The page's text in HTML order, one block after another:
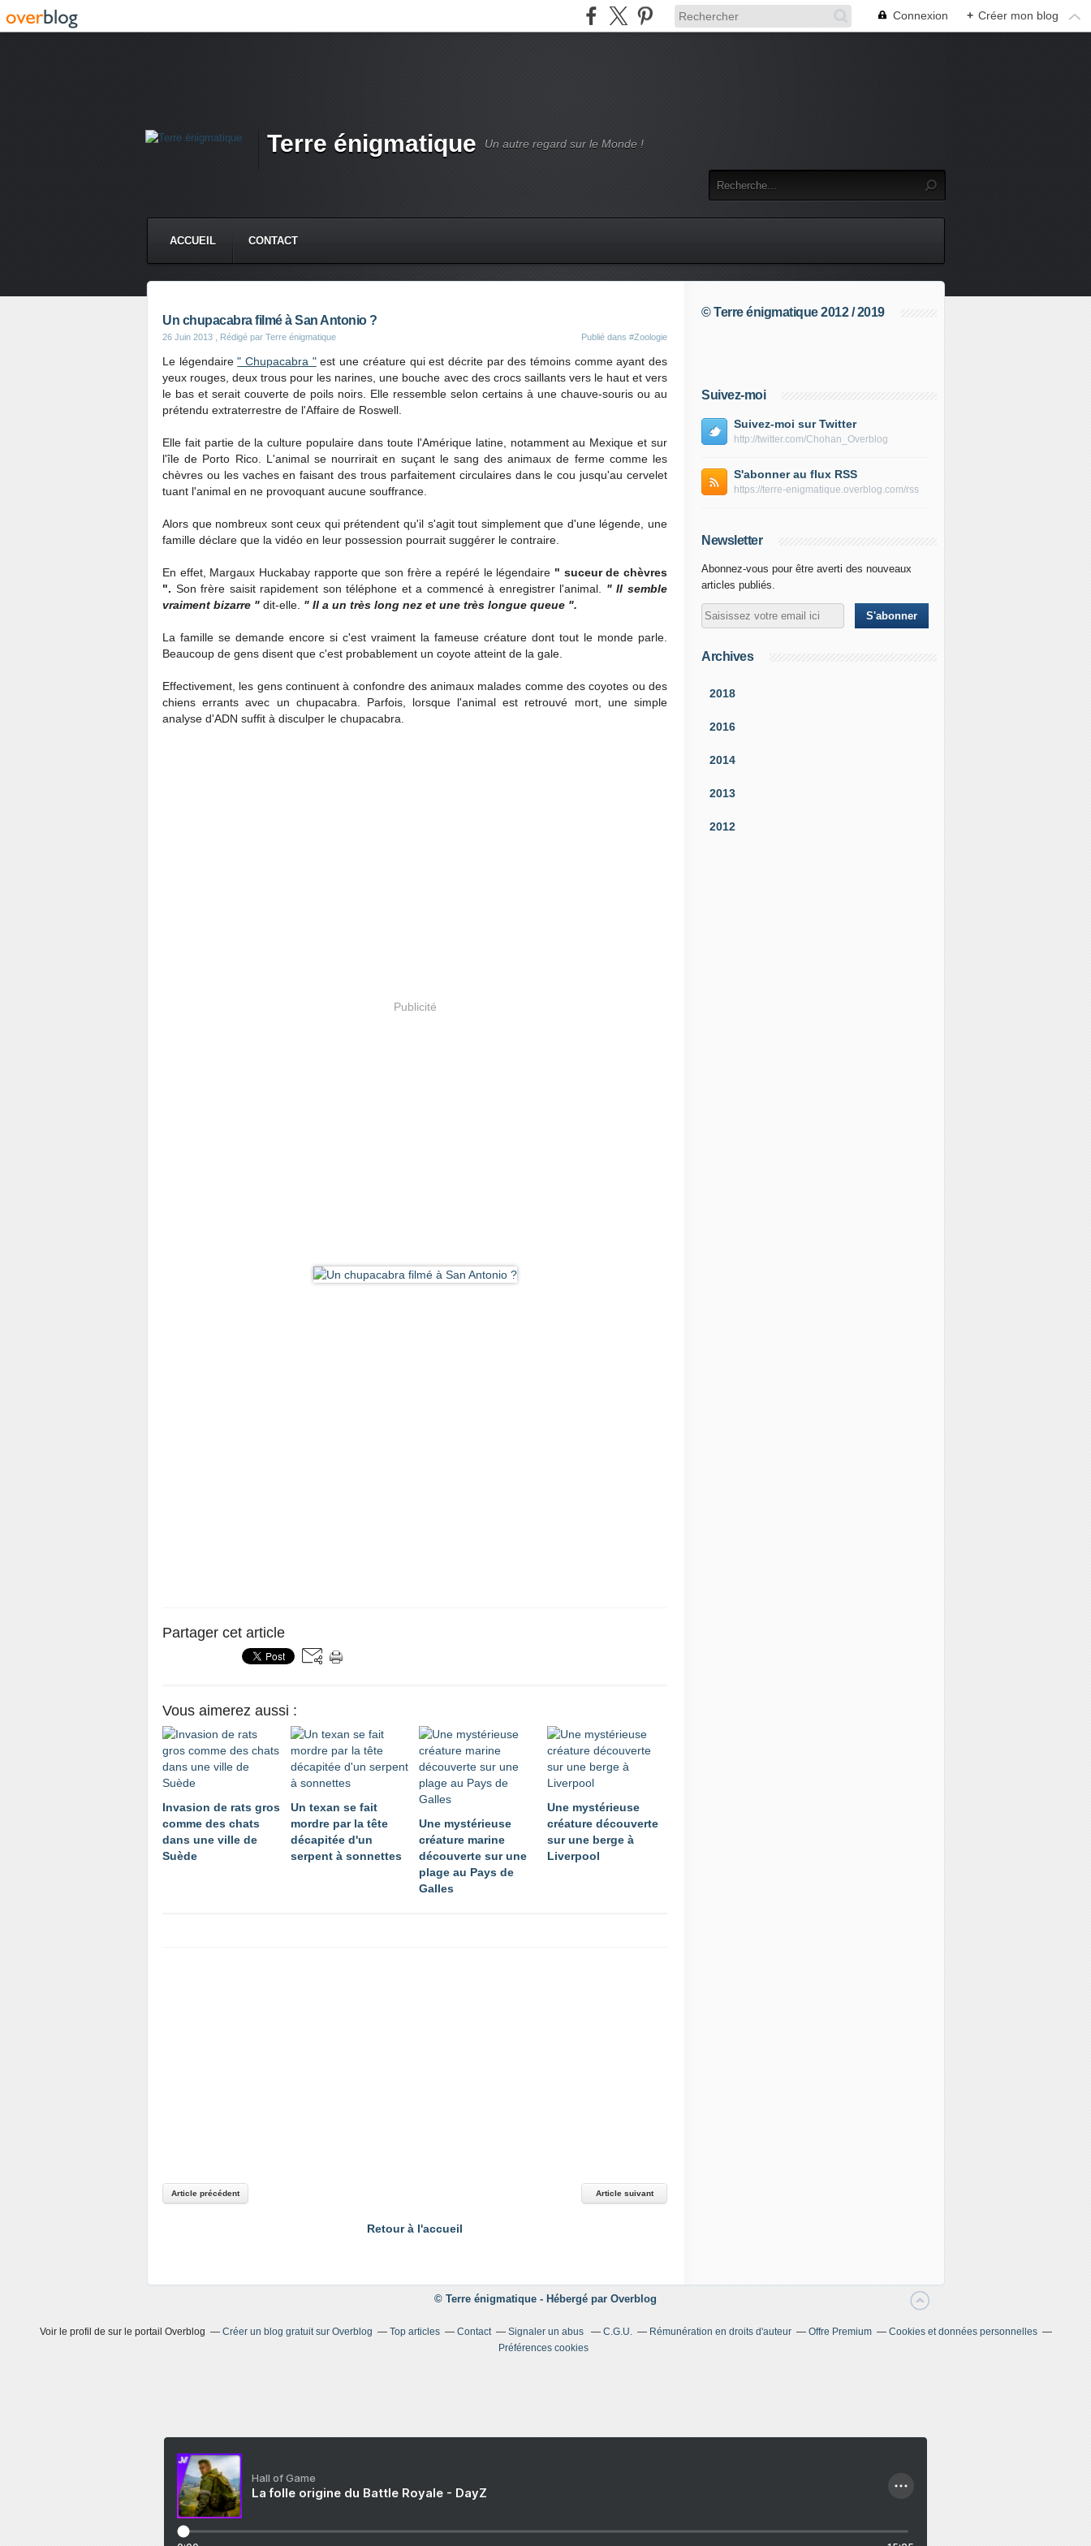
Connexion + Créer mon blog
Terre énigmatique Un autre regard sur le Monde !
ACCUEIL CONTACT
Un chupacabra filmé à San Antonio ?
26 Juin 2013 , Rédigé par Terre énigmatique Publié dans #Zoologie
Le légendaire" Chupacabra "est une créature qui est décrite par des témoins comme ayant des
yeux rouges, deux trous pour les narines, une bouche avec des crocs saillants vers le haut et vers
le bas et serait couverte de poils noirs. Elle ressemble selon certains à une chauve-souris ou au
prétendu extraterrestre de l'Affaire de Roswell.
Elle fait partie de la culture populaire dans toute l'Amérique latine, notamment au Mexique et sur
l'île de Porto Rico. L'animal se nourrirait en suçant le sang des animaux de ferme comme les
chèvres ou les vaches en faisant des trous parfaitement circulaires dans le cou jusqu'au cervelet
tuant l'animal en ne provoquant aucune souffrance.
Alors que nombreux sont ceux qui prétendent qu'il s'agit tout simplement que d'une légende, une
famille déclare que la vidéo en leur possession pourrait suggérer le contraire.
En effet, Margaux Huckabay rapporte que son frère a repéré le légendaire " suceur de chèvres
". Son frère saisit rapidement son téléphone et a commencé à enregistrer l'animal. " Il semble
vraiment bizarre " dit-elle. " Il a un très long nez et une très longue queue ".
La famille se demande encore si c'est vraiment la fameuse créature dont tout le monde parle.
Beaucoup de gens disent que c'est probablement un coyote atteint de la gale.
Effectivement, les gens continuent à confondre des animaux malades comme des coyotes ou des
chiens errants avec un chupacabra. Parfois, lorsque l'animal est retrouvé mort, une simple
analyse d'ADN suffit à disculper le chupacabra.
Publicité
Partager cet article
Vous aimerez aussi :
Invasion de rats gros
comme des chats
dans une ville de
Suède
Un texan se fait
mordre par la tête
décapitée d'un
serpent à sonnettes
Une mystérieuse
créature marine
découverte sur une
plage au Pays de
Galles
Une mystérieuse
créature découverte
sur une berge à
Liverpool
Article précédent Article suivant
Retour à l'accueil
© Terre énigmatique 2012 / 2019
Suivez-moi
Suivez-moi sur Twitter
http://twitter.com/Chohan_Overblog
S'abonner au flux RSS
https://terre-enigmatique.overblog.com/rss
Newsletter
Abonnez-vous pour être averti des nouveaux
articles publiés.
Archives
2018
2016
2014
2013
2012
© Terre énigmatique - Hébergé par Overblog
Voir le profil de sur le portail Overblog Créer un blog gratuit sur Overblog Top articles Contact Signaler un abus C.G.U. Rémunération en droits d'auteur Offre Premium
Cookies et données personnelles
Préférences cookies
Hall of Game
La folle origine du Battle Royale - DayZ